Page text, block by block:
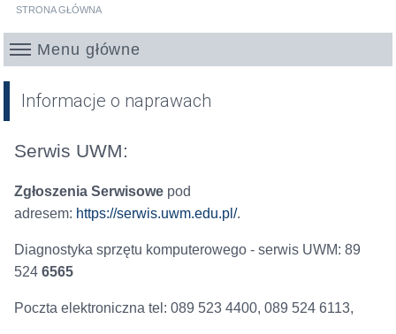
STRONA GŁÓWNA
Menu główne
Informacje o naprawach
Serwis UWM:
Zgłoszenia Serwisowe pod
adresem: https://serwis.uwm.edu.pl/.
Diagnostyka sprzętu komputerowego - serwis UWM: 89
5246565
Poczta elektroniczna tel: 089 523 4400, 089 524 6113,